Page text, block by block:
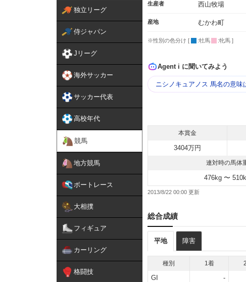
独立リーグ
侍ジャパン
Jリーグ
海外サッカー
サッカー代表
高校年代
競馬
地方競馬
ボートレース
大相撲
フィギュア
カーリング
格闘技
生産者 西山牧場
産地 むかわ町
※性別の色分け [ :牡馬 :牝馬 ]
Agent i に聞いてみよう
ニシノキュアノス 馬名の意味
本賞金
3404万円
連対時の馬体
476kg 〜
2013/8/22 00:00
総合成績
平地 障害
種別 1着
GI -